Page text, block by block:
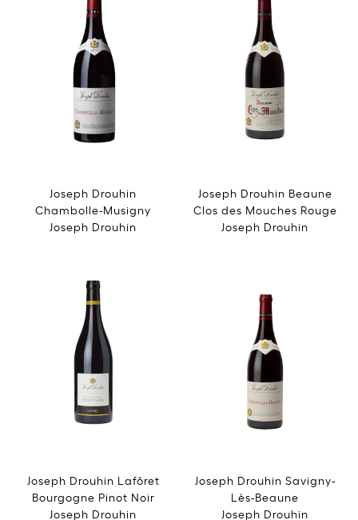
Joseph Drouhin
Chambolle-Musigny
Joseph Drouhin
Joseph Drouhin Beaune
Clos des Mouches Rouge
Joseph Drouhin
Joseph Drouhin Lafôret
Bourgogne Pinot Noir
Joseph Drouhin
Joseph Drouhin Savigny-
Lès-Beaune
Joseph Drouhin